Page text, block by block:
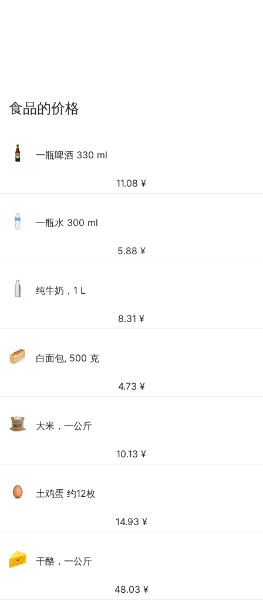
食品的价格
一瓶啤酒 330 ml
11.08 ¥
一瓶水 300 ml
5.88 ¥
纯牛奶，1 L
8.31 ¥
白面包, 500 克
4.73 ¥
大米，一公斤
10.13 ¥
土鸡蛋 约12枚
14.93 ¥
干酪，一公斤
48.03 ¥